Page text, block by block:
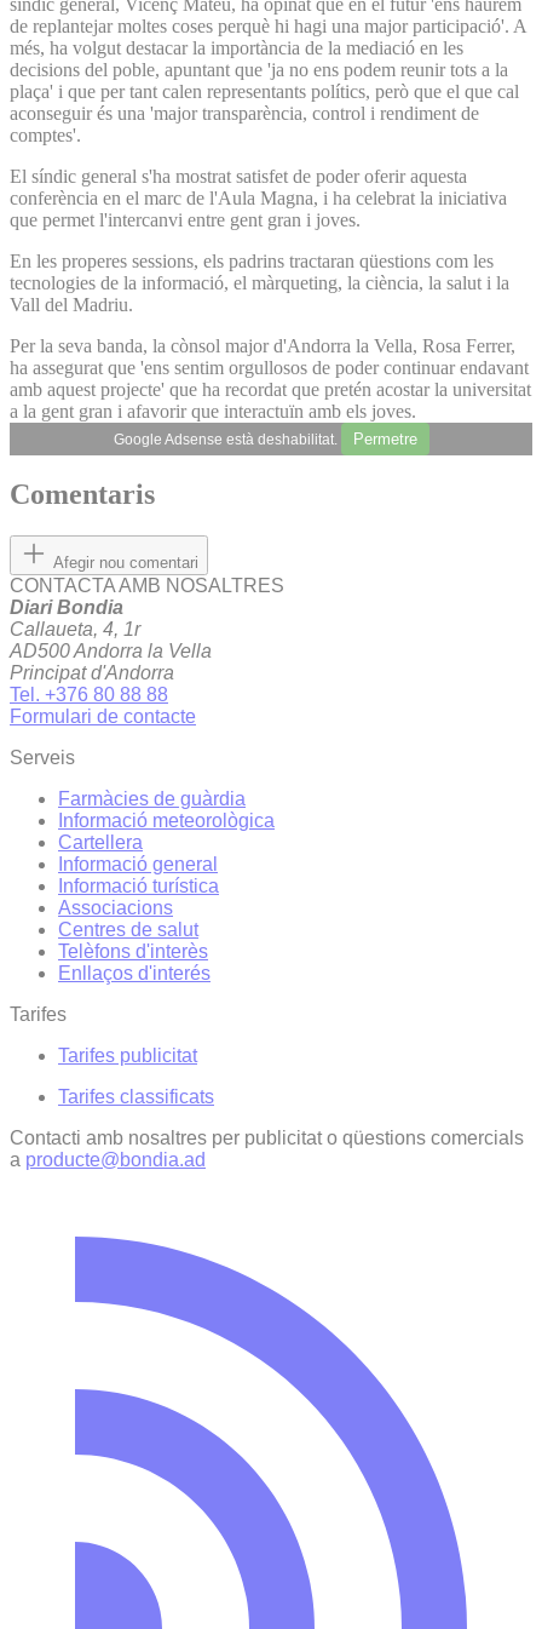
de replantejar moltes coses perquè hi hagi una major participació'. A
més, ha volgut destacar la importància de la mediació en les
decisions del poble, apuntant que 'ja no ens podem reunir tots a la
plaça' i que per tant calen representants polítics, però que el que cal
aconseguir és una 'major transparència, control i rendiment de
comptes'.
El síndic general s'ha mostrat satisfet de poder oferir aquesta
conferència en el marc de l'Aula Magna, i ha celebrat la iniciativa
que permet l'intercanvi entre gent gran i joves.
En les properes sessions, els padrins tractaran qüestions com les
tecnologies de la informació, el màrqueting, la ciència, la salut i la
Vall del Madriu.
Per la seva banda, la cònsol major d'Andorra la Vella, Rosa Ferrer,
ha assegurat que 'ens sentim orgullosos de poder continuar endavant
amb aquest projecte' que ha recordat que pretén acostar la universitat
a la gent gran i afavorir que interactuïn amb els joves.
Google Adsense està deshabilitat. Permetre
Comentaris
Afegir nou comentari
CONTACTA AMB NOSALTRES
Diari Bondia
Callaueta, 4, 1r
AD500 Andorra la Vella
Principat d'Andorra
Tel. +376 80 88 88
Formulari de contacte
Serveis
Farmàcies de guàrdia
Informació meteorològica
Cartellera
Informació general
Informació turística
Associacions
Centres de salut
Telèfons d'interès
Enllaços d'interés
Tarifes
Tarifes publicitat
Tarifes classificats
Contacti amb nosaltres per publicitat o qüestions comercials
a producte@bondia.ad